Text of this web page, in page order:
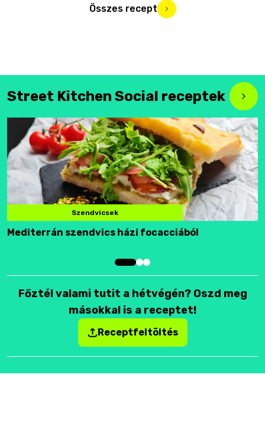
Összes recept
Street Kitchen Social receptek
Szendvicsek
Mediterrán szendvics házi focacciából
Főztél valami tutit a hétvégén? Oszd meg
másokkal is a receptet!
Receptfeltöltés